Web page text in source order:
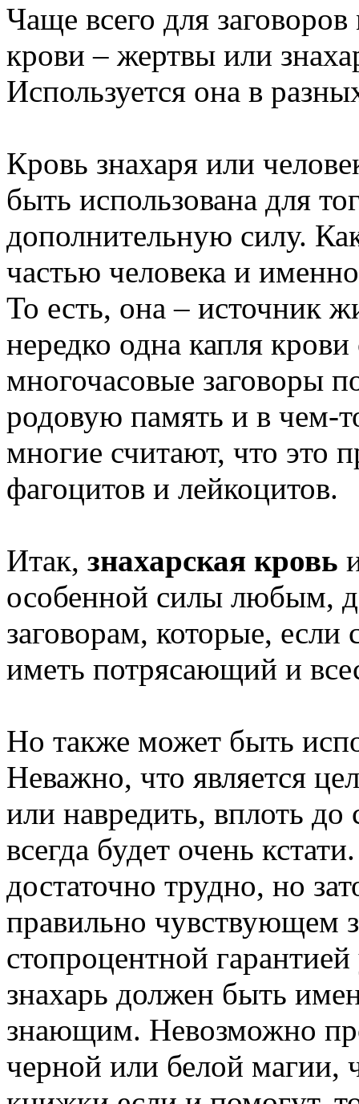
Чаще всего для
крови – жертвы или
Используется она в
Кровь знахаря или
быть использована для
дополнительную силу.
частью человека и
То есть, она – источник
нередко одна капля
многочасовые заговоры
родовую память и в чем-
многие считают, что это
фагоцитов и лейкоцитов.
Итак, знахарская кровь
особенной силы любым,
заговорам, которые,
иметь потрясающий и
Но также может быть
Неважно, что является
или навредить, вплоть до
всегда будет очень
достаточно трудно, но
правильно чувствующем
стопроцентной
знахарь должен быть
знающим. Невозможно
черной или белой магии,